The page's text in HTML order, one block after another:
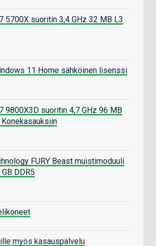
5700X suoritin 3,4 GHz 32 MB L3
11 Home sähköinen lisenssi
9800X3D suoritin 4,7 GHz 96 MB
FURY Beast muistimoduuli
DDR5
myös kasauspalvelu